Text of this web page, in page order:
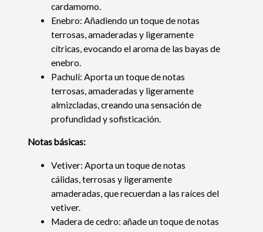
cardamomo.
Enebro: Añadiendo un toque de notas
terrosas, amaderadas y ligeramente
cítricas, evocando el aroma de las bayas de
enebro.
Pachulí: Aporta un toque de notas
terrosas, amaderadas y ligeramente
almizcladas, creando una sensación de
profundidad y sofisticación.
Notas básicas:
Vetiver: Aporta un toque de notas
cálidas, terrosas y ligeramente
amaderadas, que recuerdan a las raíces del
vetiver.
Madera de cedro: añade un toque de notas